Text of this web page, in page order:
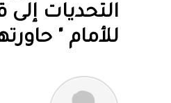
التحديات
للأمام "